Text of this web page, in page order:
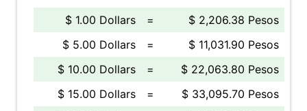
$ 1.00 Dollars =
$ 2,206.38 Pesos
$ 5.00 Dollars
=
$ 11,031.90 Pesos
$ 10.00 Dollars
=
$ 22,063.80 Pesos
$ 15.00 Dollars
=
$ 33,095.70 Pesos